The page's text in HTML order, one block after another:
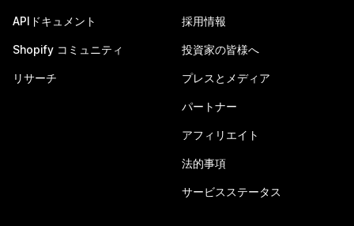
APIドキュメント
Shopify コミュニティ
リサーチ
採用情報
投資家の皆様へ
プレスとメディア
パートナー
アフィリエイト
法的事項
サービスステータス